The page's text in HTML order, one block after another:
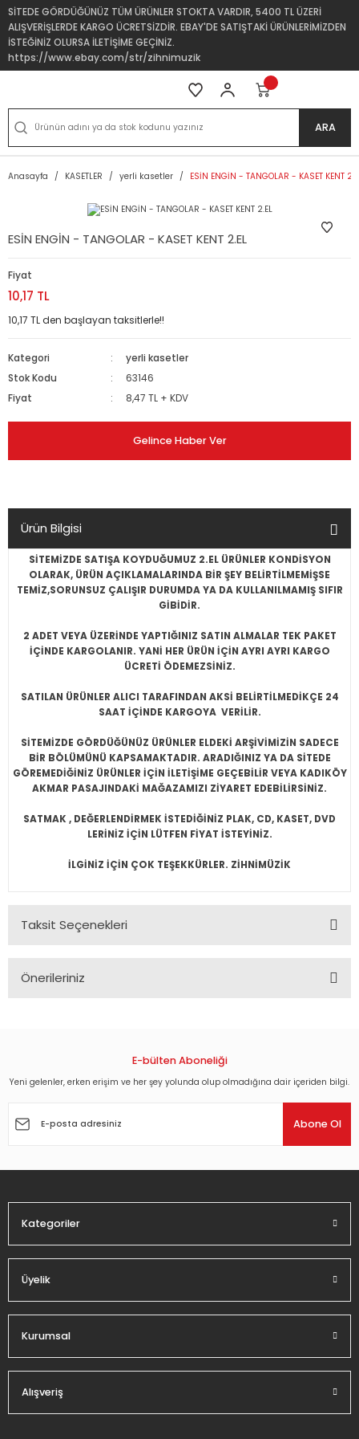
SİTEDE GÖRDÜĞÜNÜZ TÜM ÜRÜNLER STOKTA VARDIR, 5400 TL ÜZERİ
ALIŞVERİŞLERDE KARGO ÜCRETSİZDİR. EBAY'DE SATIŞTAKİ ÜRÜNLERİMİZDEN
İSTEĞİNİZ OLURSA İLETİŞİME GEÇİNİZ.
https://www.ebay.com/str/zihnimuzik
ARA
Anasayfa KASETLER yerli kasetler ESİN ENGİN - TANGOLAR - KASET KENT
ESİN ENGİN - TANGOLAR - KASET KENT 2.EL
Fiyat
10,17 TL
10,17 TL den başlayan taksitlerle!!
Kategori
yerli kasetler
Stok Kodu
63146
Fiyat
8,47 TL + KDV
Gelince Haber Ver
Ürün Bilgisi
SİTEMİZDE SATIŞA KOYDUĞUMUZ 2.EL ÜRÜNLER KONDİSYON
OLARAK, ÜRÜN AÇIKLAMALARINDA BİR ŞEY BELİRTİLMEMİŞSE
TEMİZ,SORUNSUZ ÇALIŞIR DURUMDA YA DA KULLANILMAMIŞ SIFIR
GİBİDİR.
2 ADET VEYA ÜZERİNDE YAPTIĞINIZ SATIN ALMALAR TEK PAKET
İÇİNDE KARGOLANIR. YANİ HER ÜRÜN İÇİN AYRI AYRI KARGO
ÜCRETİ ÖDEMEZSİNİZ.
SATILAN ÜRÜNLER ALICI TARAFINDAN AKSİ BELİRTİLMEDİKÇE 24
SAAT İÇİNDE KARGOYA VERİLİR.
SİTEMİZDE GÖRDÜĞÜNÜZ ÜRÜNLER ELDEKİ ARŞİVİMİZİN SADECE
BİR BÖLÜMÜNÜ KAPSAMAKTADIR. ARADIĞINIZ YA DA SİTEDE
GÖREMEDİĞİNİZ ÜRÜNLER İÇİN İLETİŞİME GEÇEBİLİR VEYA KADIKÖY
AKMAR PASAJINDAKİ MAĞAZAMIZI ZİYARET EDEBİLİRSİNİZ.
SATMAK , DEĞERLENDİRMEK İSTEDİĞİNİZ PLAK, CD, KASET, DVD
LERİNİZ İÇİN LÜTFEN FİYAT İSTEYİNİZ.
İLGİNİZ İÇİN ÇOK TEŞEKKÜRLER. ZİHNİMÜZİK
Taksit Seçenekleri
Önerileriniz
Görüş ve önerileriniz için teşekkür ederiz.
Ürün açıklamasında eksik bilgiler bulunuyor.
E-bülten Aboneliği
Yeni gelenler, erken erişim ve her şey yolunda olup olmadığına dair içeriden bilgi.
Abone Ol
Kategoriler
Üyelik
Kurumsal
Alışveriş